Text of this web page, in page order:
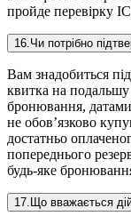
пройде перевірку
16 Чи потрібно
Вам знадобиться
квитка на
бронювання,
не обов’язково
достатньо
попереднього
будь-яке
17 Що вважається